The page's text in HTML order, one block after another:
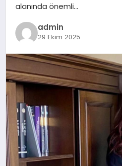
alanında önemli…
admin
29 Ekim 2025